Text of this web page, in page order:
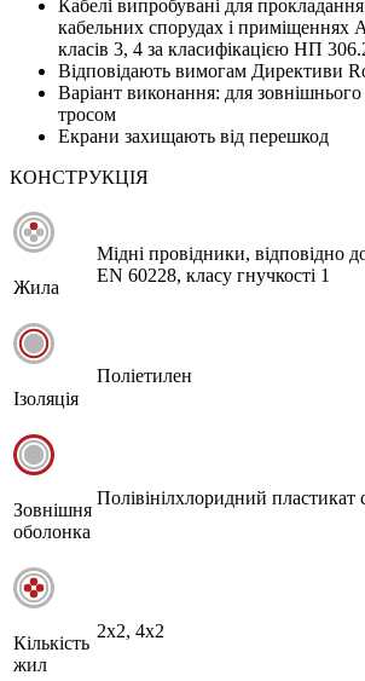
Кабелі випробувані для
кабельних спорудах і приміщеннях
класів 3, 4 за класифікацією НП
Відповідають вимогам Директиви
Варіант виконання: для зовнішнього
тросом
Екрани захищають від перешкод
КОНСТРУКЦІЯ
Жила
Мідні провідники, відповідно
EN 60228, класу гнучкості 1
Ізоляція
Поліетилен
Зовнішня
оболонка
Полівінілхлоридний пластикат
Кількість
жил
2х2, 4х2